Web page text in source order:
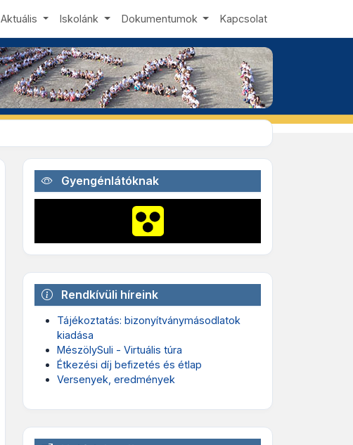
Aktuális Iskolánk Dokumentumok Kapcsolat
Gyengénlátóknak
Rendkívüli híreink
Tájékoztatás: bizonyítványmásodlatok
kiadása
MészölySuli - Virtuális túra
Étkezési díj befizetés és étlap
Versenyek, eredmények